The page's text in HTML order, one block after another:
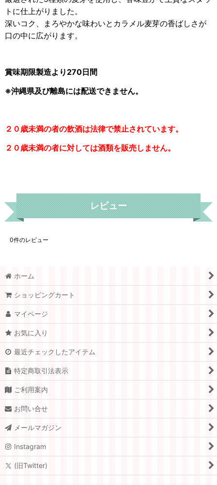
トに仕上がりました。
深いコク、まろやかな味わいとカラメル麦芽の香ばしさが
口の中に広がります。
賞味期限製造より270日間
※沖縄県及び離島には配送できません。
２０歳未満の者の飲酒は法律で禁止されています。
２０歳未満の者に対しては酒類を販売しません。
レビュー
0件のレビュー
ホーム
ショッピングカート
マイページ
お気に入り
最近チェックしたアイテム
特定商取引法表示
ご利用案内
お問い合せ
メールマガジン
Instagram
(旧Twitter)